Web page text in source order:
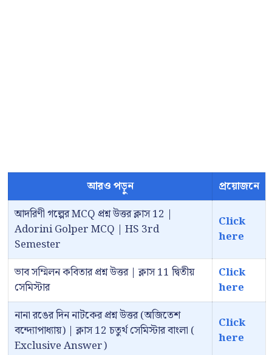
আরও পড়ুন
প্রয়োজনে
আদরিণী গল্পের MCQ প্রশ্ন উত্তর ক্লাস 12 |
Adorini Golper MCQ | HS 3rd
Semester
Click
here
ভাব সম্মিলন কবিতার প্রশ্ন উত্তর | ক্লাস 11 দ্বিতীয়
সেমিস্টার
Click
here
নানা রঙের দিন নাটকের প্রশ্ন উত্তর (অজিতেশ
বন্দ্যোপাধ্যায়) | ক্লাস 12 চতুর্থ সেমিস্টার বাংলা (
Exclusive Answer)
Click
here